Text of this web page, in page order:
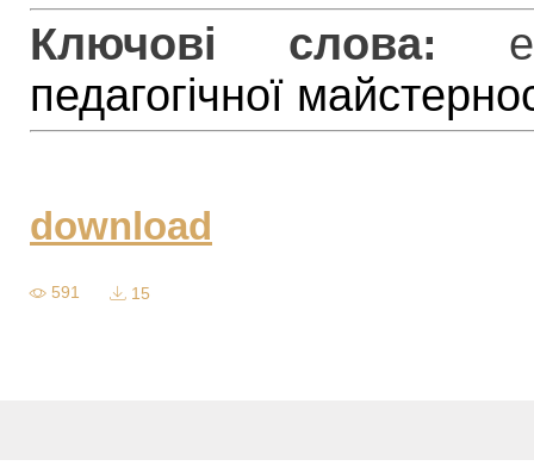
Ключові слова: е
педагогічної
download
591 15